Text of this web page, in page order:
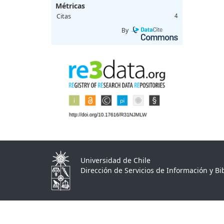
Métricas
Citas 4
By
Universidad de Chile
Dirección de Servicios de Información y